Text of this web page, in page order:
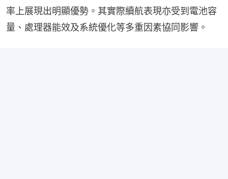
率上展現出明顯優勢。其實際續航表現亦受到電池容
量、處理器能效及系統優化等多重因素協同影響。